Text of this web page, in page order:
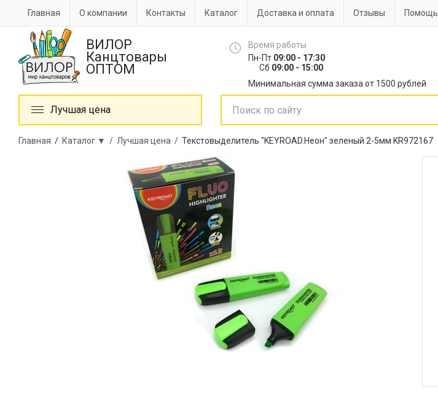
Главная О компании Контакты Каталог Доставка и оплата Отзывы Помощь
ВИЛОР
Канцтовары
ОПТОМ
Время работы
Пн-Пт 09:00 - 17:30
Сб 09:00 - 15:00
Минимальная сумма заказа от 1500 рублей
Лучшая цена
Главная / Каталог ▼ / Лучшая цена / Текстовыделитель "KEYROAD.Неон" зеленый 2-5мм KR972167